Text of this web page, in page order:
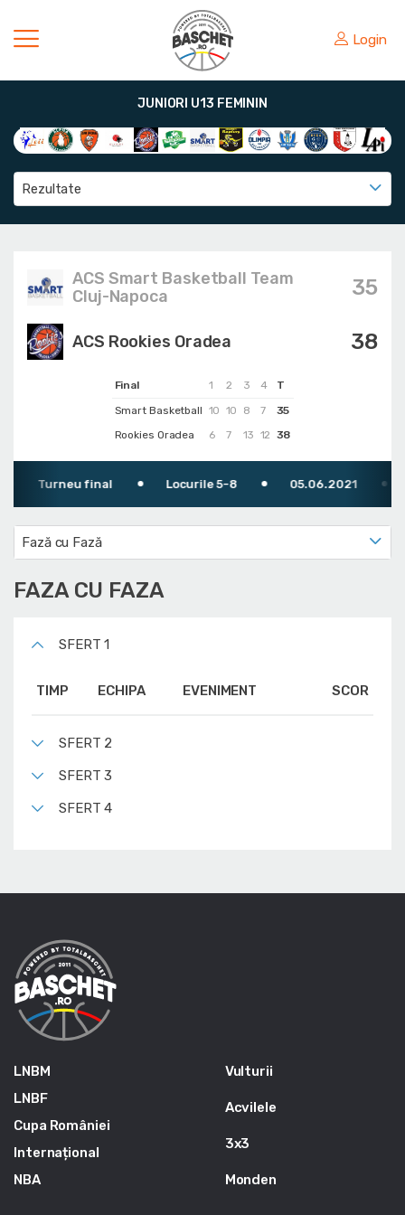
Login
JUNIORI U13 FEMININ
Rezultate
ACS Smart Basketball Team
Cluj-Napoca
35
Final 1 2 3 4
T
Smart Basketball 10 10 8 7
35
Rookies Oradea
6 7 13 12 38
38
ACS Rookies Oradea
Turneu final Locurile 5-8 05.06.2021
Fază cu Fază
FAZA CU FAZA
SFERT 1
TIMP ECHIPA EVENIMENT SCOR
SFERT 2
SFERT 3
SFERT 4
LNBM
LNBF
Cupa României
Internațional
NBA
Vulturii
Acvilele
3x3
Monden